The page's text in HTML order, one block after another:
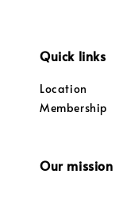
Quick links
Location
Membership
Our mission